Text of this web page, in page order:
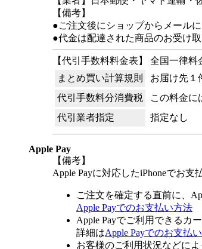
【備考】
●ご注文後にショップからメール
●代金は配達された商品のお受け
【代引手数料料金表】 全国一律料
まとめ買い計算規則
お届け先１
代引手数料分消費税
この料金に
代引業者指定
指定なし
Apple Pay
【備考】
Apple Payに対応したiPhoneでお支
ご注文を確定する直前に、
Apple Payでのお支払い方法
Apple Payでご利用できるカ
詳細はApple Payでのお支払
お客様のご利用状況などに